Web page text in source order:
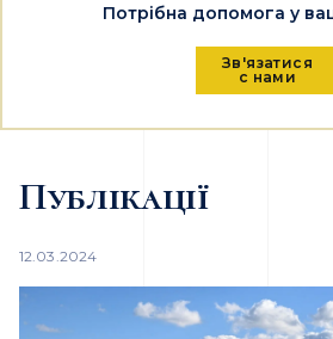
Потрібна допомога у
Зв'язатися
с нами
Публікації
12.03.2024